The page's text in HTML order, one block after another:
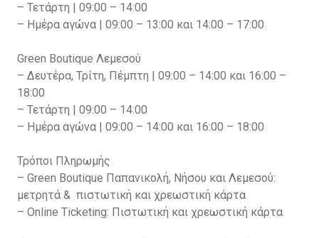
– Τετάρτη | 09:00 – 14:00
– Ημέρα αγώνα | 09:00 – 13:00 και 14:00 – 17:00
Green Boutique Λεμεσού
– Δευτέρα, Τρίτη, Πέμπτη | 09:00 – 14:00 και 16:00 –
18:00
– Τετάρτη | 09:00 – 14:00
– Ημέρα αγώνα | 09:00 – 14:00 και 16:00 – 18:00
Τρόποι Πληρωμής
– Green Boutique Παπανικολή, Νήσου και Λεμεσού:
μετρητά & πιστωτική και χρεωστική κάρτα
– Online Ticketing: Πιστωτική και χρεωστική κάρτα